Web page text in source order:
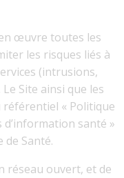
en œuvre toutes les
les risques liés à
(intrusions,
Site ainsi que les
référentiel « Politique
d’information santé »
de Santé.
réseau ouvert, et de